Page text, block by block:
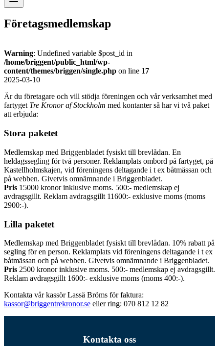
Företagsmedlemskap
Warning: Undefined variable $post_id in
/home/briggent/public_html/wp-
content/themes/briggen/single.php on line 17
2025-03-10
Är du företagare och vill stödja föreningen och vår verksamhet med
fartyget Tre Kronor af Stockholm med kontanter så har vi två paket
att erbjuda:
Stora paketet
Medlemskap med Briggenbladet fysiskt till brevlådan. En
heldagssegling för två personer. Reklamplats ombord på fartyget, på
Kastellholmskajen, vid föreningens deltagande i t ex båtmässan och
på webben. Givetvis omnämnande i Briggenbladet.
Pris 15000 kronor inklusive moms. 500:- medlemskap ej
avdragsgillt. Reklam avdragsgillt 11600:- exklusive moms (moms
2900:-).
Lilla paketet
Medlemskap med Briggenbladet fysiskt till brevlådan. 10% rabatt på
segling för en person. Reklamplats vid föreningens deltagande i t ex
båtmässan och på webben. Givetvis omnämnande i Briggenbladet.
Pris 2500 kronor inklusive moms. 500:- medlemskap ej avdragsgillt.
Reklam avdragsgillt 1600:- exklusive moms (moms 400:-).
Kontakta vår kassör Lassä Bröms för faktura:
kassor@briggentrekronor.se eller ring: 070 812 12 82
Kontakta oss